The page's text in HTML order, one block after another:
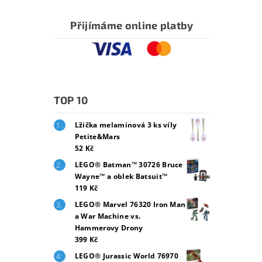
Přijímáme online platby
TOP 10
Lžička melaminová 3 ks víly
Petite&Mars
52 Kč
LEGO® Batman™ 30726 Bruce
Wayne™ a oblek Batsuit™
119 Kč
LEGO® Marvel 76320 Iron Man
a War Machine vs.
Hammerovy Drony
399 Kč
LEGO® Jurassic World 76970